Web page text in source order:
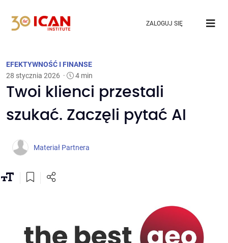
ZALOGUJ SIĘ
EFEKTYWNOŚĆ I FINANSE
28 stycznia 2026 · 4 min
Twoi klienci przestali
szukać. Zaczęli pytać AI
Materiał Partnera